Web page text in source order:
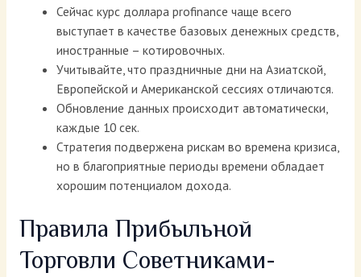
Сейчас курс доллара profinance чаще всего
выступает в качестве базовых денежных средств,
иностранные – котировочных.
Учитывайте, что праздничные дни на Азиатской,
Европейской и Американской сессиях отличаются.
Обновление данных происходит автоматически,
каждые 10 сек.
Стратегия подвержена рискам во времена кризиса,
но в благоприятные периоды времени обладает
хорошим потенциалом дохода.
Правила Прибыльной
Торговли Советниками-